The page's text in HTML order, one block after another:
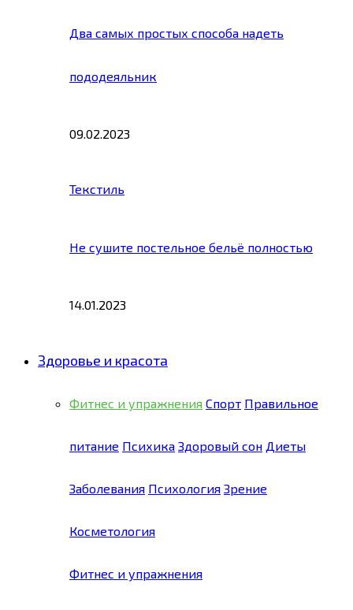
Два самых простых способа надеть
пододеяльник
09.02.2023
Текстиль
Не сушите постельное бельё полностью
14.01.2023
Здоровье и красота
Фитнес и упражнения Спорт Правильное
питание Психика Здоровый сон Диеты
Заболевания Психология Зрение
Косметология
Фитнес и упражнения